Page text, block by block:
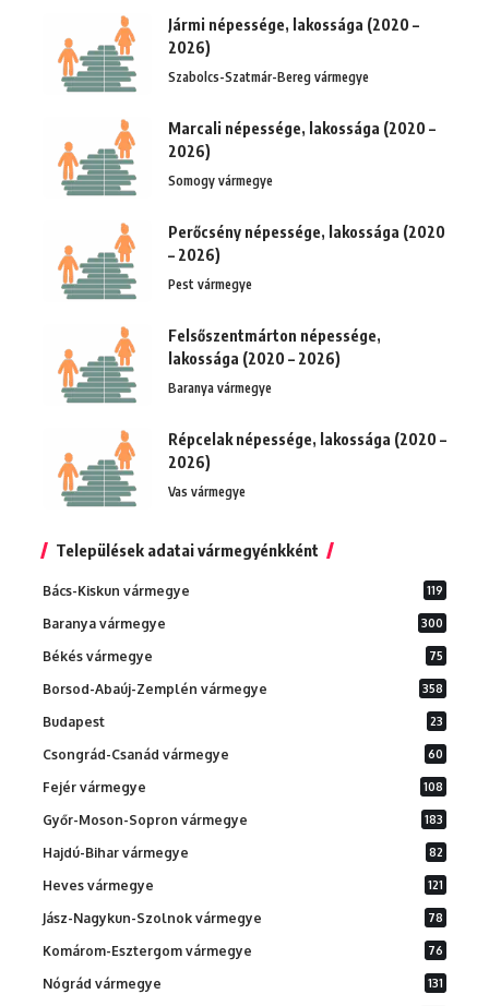
Jármi népessége, lakossága (2020 –
2026)
Szabolcs-Szatmár-Bereg vármegye
Marcali népessége, lakossága (2020 –
2026)
Somogy vármegye
Perőcsény népessége, lakossága (2020
– 2026)
Pest vármegye
Felsőszentmárton népessége,
lakossága (2020 – 2026)
Baranya vármegye
Répcelak népessége, lakossága (2020 –
2026)
Vas vármegye
Települések adatai vármegyénkként
Bács-Kiskun vármegye 119
Baranya vármegye 300
Békés vármegye 75
Borsod-Abaúj-Zemplén vármegye 358
Budapest 23
Csongrád-Csanád vármegye 60
Fejér vármegye 108
Győr-Moson-Sopron vármegye 183
Hajdú-Bihar vármegye 82
Heves vármegye 121
Jász-Nagykun-Szolnok vármegye 78
Komárom-Esztergom vármegye 76
Nógrád vármegye 131